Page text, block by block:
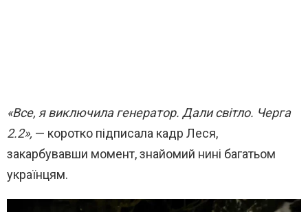
«Все, я виключила генератор. Дали світло. Черга
2.2», — коротко підписала кадр Леся,
закарбувавши момент, знайомий нині багатьом
українцям.